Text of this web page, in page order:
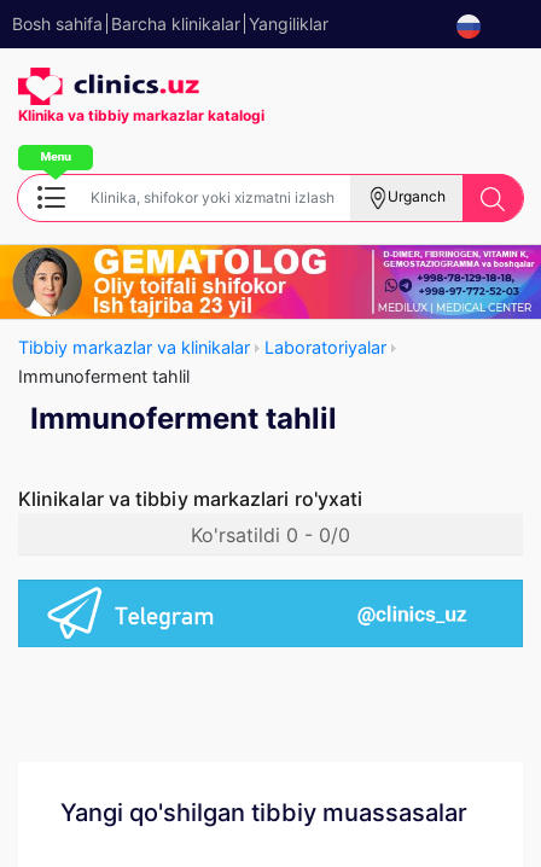
Bosh sahifa Barcha klinikalar Yangiliklar
Klinika va tibbiy markazlar katalogi
Urganch
Tibbiy markazlar va klinikalar
Laboratoriyalar
Immunoferment tahlil
Immunoferment tahlil
Klinikalar va tibbiy markazlari ro'yxati
Ko'rsatildi 0 - 0/0
Yangi qo'shilgan tibbiy muassasalar